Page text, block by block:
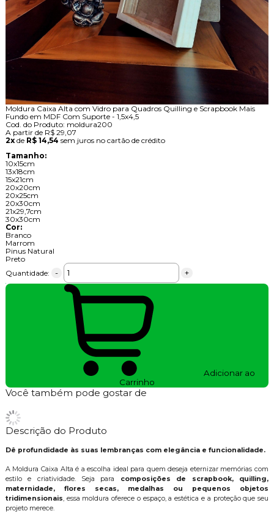
Moldura Caixa Alta com Vidro para Quadros Quilling e Scrapbook Mais
Fundo em MDF Com Suporte - 1,5x4,5
Cod. do Produto: moldura200
A partir de R$ 29,07
2xde R$ 14,54 sem juros no cartão de crédito
Tamanho:
10x15cm
13x18cm
15x21cm
20x20cm
20x25cm
20x30cm
21x29,7cm
30x30cm
Cor:
Branco
Marrom
Pinus Natural
Preto
Quantidade:
- +
Adicionar ao
Carrinho
Você também pode gostar de
Descrição do Produto
Dê profundidade às suas lembranças com elegância e funcionalidade.
A Moldura Caixa Alta é a escolha ideal para quem deseja eternizar memórias com
estilo e criatividade. Seja para composições de scrapbook, quilling,
maternidade, flores secas, medalhas ou pequenos objetos
tridimensionais, essa moldura oferece o espaço, a estética e a proteção que seu
projeto merece.